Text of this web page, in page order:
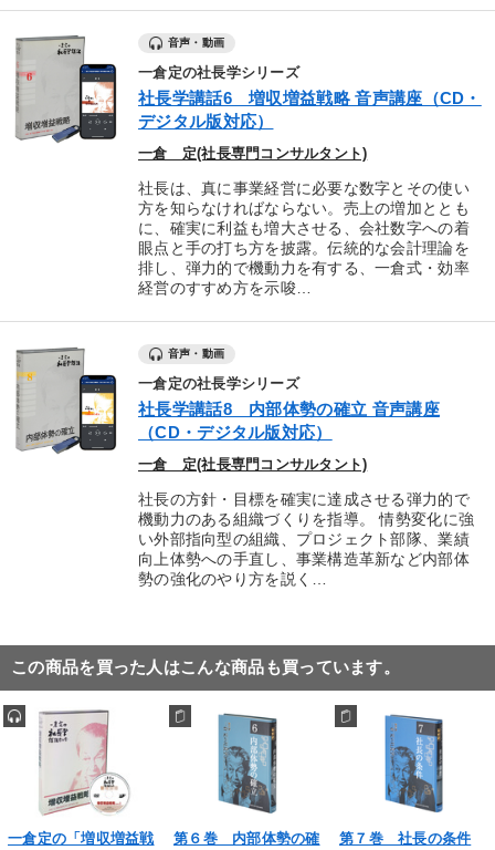
音声・動画
一倉定の社長学シリーズ
社長学講話6 増収増益戦略 音声講座（CD・
デジタル版対応）
一倉 定(社長専門コンサルタント)
社長は、真に事業経営に必要な数字とその使い
方を知らなければならない。売上の増加ととも
に、確実に利益も増大させる、会社数字への着
眼点と手の打ち方を披露。伝統的な会計理論を
排し、弾力的で機動力を有する、一倉式・効率
経営のすすめ方を示唆…
音声・動画
一倉定の社長学シリーズ
社長学講話8 内部体勢の確立 音声講座
（CD・デジタル版対応）
一倉 定(社長専門コンサルタント)
社長の方針・目標を確実に達成させる弾力的で
機動力のある組織づくりを指導。 情勢変化に強
い外部指向型の組織、プロジェクト部隊、業績
向上体勢への手直し、事業構造革新など内部体
勢の強化のやり方を説く…
この商品を買った人はこんな商品も買っています。
一倉定の「増収増益戦
第６巻 内部体勢の確
第７巻 社長の条件